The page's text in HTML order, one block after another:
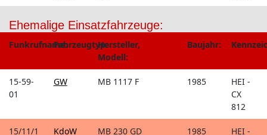
Ehemalige Einsatzfahrzeuge:
Funkrufname:Fahrzeugtyp:Hersteller,
Modell:
Baujahr:
15-59-
01
GW MB 1117 F 1985
HEI -
CX
812
15/11/1 KdoW MB 230 GD 1985 HEI -